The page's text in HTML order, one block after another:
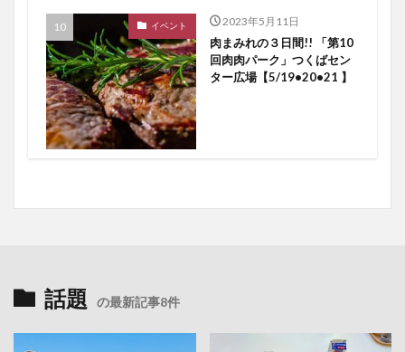
イベント 2023年5月11日
肉まみれの３日間!! 「第10
回肉肉パーク」つくばセン
ター広場【5/19•20•21 】
話題 の最新記事8件